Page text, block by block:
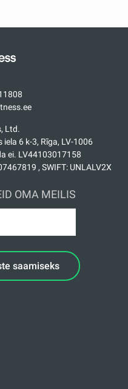
Ltd.
6 k-3, Rīga, LV-1006
ei. LV44103017158
, SWIFT: UNLALV2X
OMA MEILIS
saamiseks